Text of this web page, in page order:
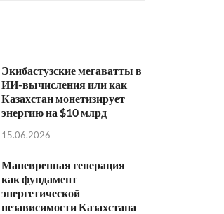
Экибастузские мегаватты в
ИИ-вычисления или как
Казахстан монетизирует
энергию на $10 млрд
15.06.2026
Маневренная генерация
как фундамент
энергетической
независимости Казахстана